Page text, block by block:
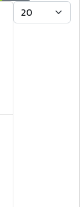
แสดง #